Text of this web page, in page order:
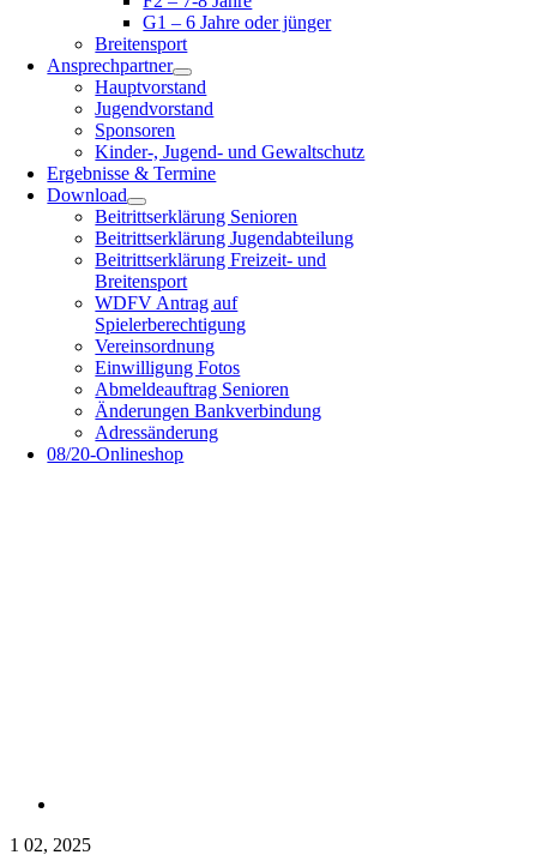
G1 – 6 Jahre oder jünger
Breitensport
Ansprechpartner
Hauptvorstand
Jugendvorstand
Sponsoren
Kinder-, Jugend- und Gewaltschutz
Ergebnisse & Termine
Download
Beitrittserklärung Senioren
Beitrittserklärung Jugendabteilung
Beitrittserklärung Freizeit- und
Breitensport
WDFV Antrag auf
Spielerberechtigung
Vereinsordnung
Einwilligung Fotos
Abmeldeauftrag Senioren
Änderungen Bankverbindung
Adressänderung
08/20-Onlineshop
1 02, 2025